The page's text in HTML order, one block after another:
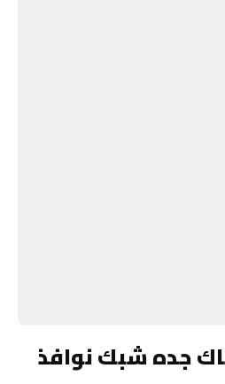
جده شبك نوافذ